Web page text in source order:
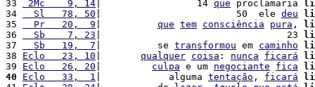
33
2Mc    9, 14 |                 14 que proclamaria
34
  Sl   78, 50
|                        50  ele deu
35
  Pr   20,  9
que tem consciência pura ,
36
  Sb    7, 23
|                                 23
37
  Sb   19,  7
|          se transformou em caminho
38 Eclo   23, 10 qualquer coisa : nunca ficará
39 Eclo   26, 20 culpa e um negociante fica
40
Eclo   33,  1 |            alguma tentação , ficará